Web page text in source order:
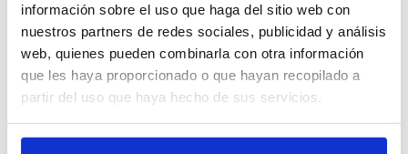
información sobre el uso que haga del sitio web con
nuestros partners de redes sociales, publicidad y análisis
web, quienes pueden combinarla con otra información
que les haya proporcionado o que hayan recopilado a
partir del uso que haya hecho de sus servicios.